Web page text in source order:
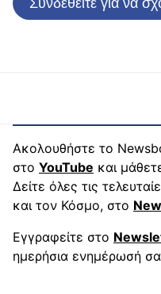
Ακολουθήστε το
στο YouTube και
Δείτε όλες τις
και τον Κόσμο, στο
Εγγραφείτε στο
ημερήσια ενημέρωσή